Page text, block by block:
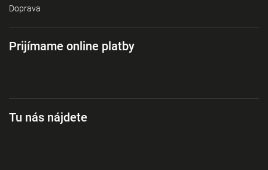
Doprava
Prijímame online platby
Tu nás nájdete